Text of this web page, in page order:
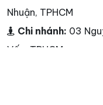
Nhuận, TPHCM
Chi nhánh: 03
Vấp, TPHCM